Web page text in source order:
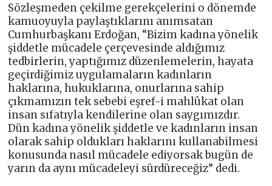
Sözleşmeden çekilme gerekçelerini o dönemde
kamuoyuyla paylaştıklarını anımsatan
Cumhurbaşkanı Erdoğan, “Bizim kadına yönelik
şiddetle mücadele çerçevesinde aldığımız
tedbirlerin, yaptığımız düzenlemelerin, hayata
geçirdiğimiz uygulamaların kadınların
haklarına, hukuklarına, onurlarına sahip
çıkmamızın tek sebebi eşref-i mahlûkat olan
insan sıfatıyla kendilerine olan saygımızdır.
Dün kadına yönelik şiddetle ve kadınların insan
olarak sahip oldukları haklarını kullanabilmesi
konusunda nasıl mücadele ediyorsak bugün de
yarın da aynı mücadeleyi sürdüreceğiz” dedi.